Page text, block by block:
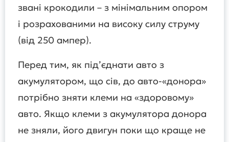
звані крокодили – з мінімальним опором
і розрахованими на високу силу струму
(від 250 ампер).
Перед тим, як під’єднати авто з
акумулятором, що сів, до авто-«донора»
потрібно зняти клеми на «здоровому»
авто. Якщо клеми з акумулятора донора
не зняли, його двигун поки що краще не